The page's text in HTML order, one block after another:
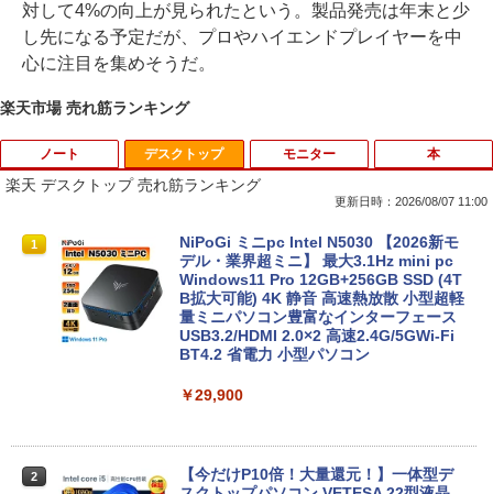
対して4%の向上が見られたという。製品発売は年末と少
し先になる予定だが、プロやハイエンドプレイヤーを中
心に注目を集めそうだ。
楽天市場 売れ筋ランキング
ノート
1
【★最大100%ポイント】【新生活応援・
2026】【Office 2019 H&B】NEC Versa
Pro/第4世代 Core i5/メモリ: 4GB/8GB/1
6GB/SSD:128GB/256GB/512GB/1TB/1
5.6型/USB 3.0/DVD/SDカードスロット/
Wi-Fi/Office/無線マウス/中古 パソコン/
中古PC ノートパソコン/Windows11
￥9,999
2
【★最大100%ポイント】おまかせ 中古
デスクトップ
楽天 デスクトップ 売れ筋ランキング
更新日時：2026/08/07 11:00
1
NiPoGi ミニpc Intel N5030 【2026新モ
デル・業界超ミニ】 最大3.1Hz mini pc
Windows11 Pro 12GB+256GB SSD (4T
B拡大可能) 4K 静音 高速熱放散 小型超軽
量ミニパソコン豊富なインターフェース
USB3.2/HDMI 2.0×2 高速2.4G/5GWi-Fi
BT4.2 省電力 小型パソコン
￥29,900
2
【今だけP10倍！大量還元！】一体型デ
モニター 本